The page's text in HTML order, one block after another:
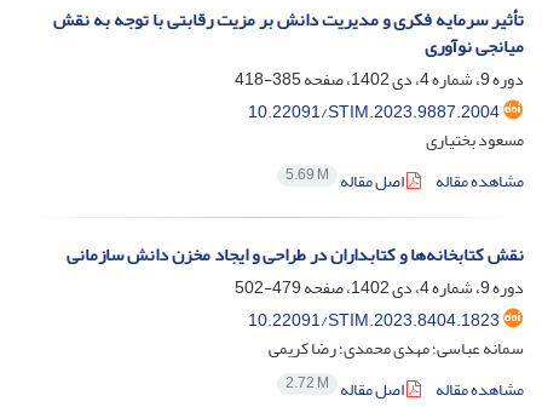
تأثیر سرمایه فکری و مدیریت دانش بر مزیت رقابتی با توجه به نقش
میانجی نوآوری
دوره 9، شماره 4، دی 1402، صفحه
385-418
10.22091/STIM.2023.9887.2004
مسعود بختیاری
مشاهده مقاله
اصل مقاله 5.69 M
نقش کتابخانه‌ها و کتابداران در طراحی و ایجاد مخزن دانش سازمانی
دوره 9، شماره 4، دی 1402، صفحه
479-502
10.22091/STIM.2023.8404.1823
سمانه عباسی؛ مهدی محمدی؛ رضا کریمی
مشاهده مقاله
اصل مقاله 2.72 M